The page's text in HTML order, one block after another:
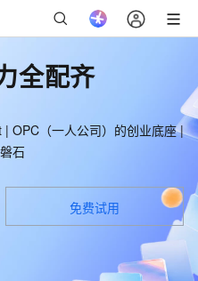
全配齐
OPC（一人公司）的创业底座 |
石
免费试用